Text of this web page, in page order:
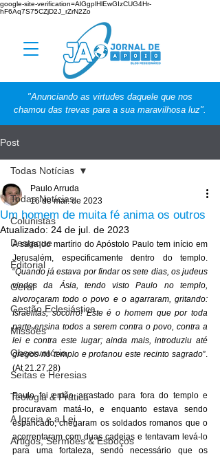
google-site-verification=AlGgplHlEwGIzCUG4Hr-
hF6Aq7S75CZjD2J_rZrN2Zo
"Anunciando as virtudes daquele que nos
chamou das trevas para a sua maravilhosa luz".
Post
Todas Notícias
Colunistas
Destaque
Editorial
Geral
Gestão Eclesiástica
Missões
Observatório
Seitas e Heresias
Teologia & Prática
A Igreja e a Lei
Artigos, Sermões & Esboços
Todas Notícias
Um homem de muita fé anima os outros
Paulo Arruda
16 de mai. de 2023
Atualizado: 24 de jul. de 2023
A saga do martírio do Apóstolo Paulo tem início em
Jerusalém, especificamente dentro do templo.
“Quando já estava por findar os sete dias, os judeus
vindos da Ásia, tendo visto Paulo no templo,
alvoroçaram todo o povo e o agarraram, gritando:
Israelitas, socorro! Este é o homem que por toda
parte ensina todos a serem contra o povo, contra a
lei e contra este lugar; ainda mais, introduziu até
gregos no templo e profanou este recinto sagrado”.
(At 21.27,28)
Paulo foi então arrastado para fora do templo e
procuravam matá-lo, e enquanto estava sendo
espancado, chegaram os soldados romanos que o
acorrentaram com duas cadeias e tentavam levá-lo
para uma fortaleza, sendo necessário que os